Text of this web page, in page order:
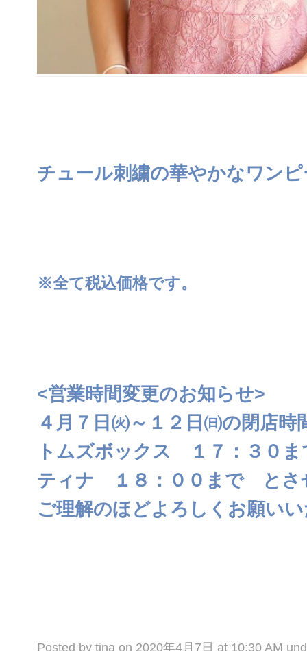
チュール刺繍の華やかなワン
※全て税込価格です。
<営業時間変更のお知らせ>
４月７日㈫～１２日㈰の閉店時
トムズボックス １７：３０ま
ティナ １８：００まで とさ
ご理解のほどよろしくお願い
Posted by tina on 2020年4月7日 at 10:30 AM